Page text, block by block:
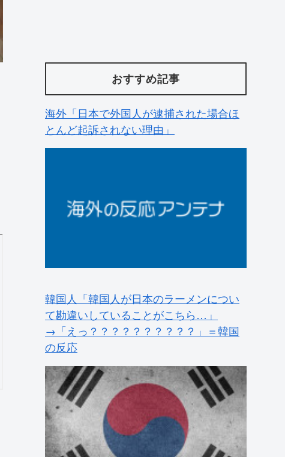
おすすめ記事
韓国人「韓国人が日本のラーメンについ
て勘違いしていることがこちら…」
→「えっ？？？？？？？？？？」＝韓国
海外「この日本アニメはマジでぶっ飛ん
でる！ｗ」外国人が予測不可能でぶっ飛
んでると評価した日本アニメと
は・・・？ 海外の反応